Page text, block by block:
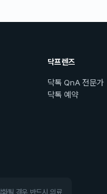
닥프렌즈
닥톡 QnA 전문가
닥톡 예약
될 경우 반드시 의료